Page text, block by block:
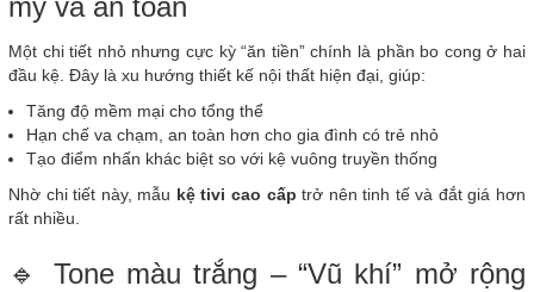
mỹ và an toàn
Một chi tiết nhỏ nhưng cực kỳ “ăn tiền” chính là phần bo cong ở hai
đầu kệ. Đây là xu hướng thiết kế nội thất hiện đại, giúp:
Tăng độ mềm mại cho tổng thể
Hạn chế va chạm, an toàn hơn cho gia đình có trẻ nhỏ
Tạo điểm nhấn khác biệt so với kệ vuông truyền thống
Nhờ chi tiết này, mẫu kệ tivi cao cấp trở nên tinh tế và đắt giá hơn
rất nhiều.
🔹 Tone màu trắng – “Vũ khí” mở rộng